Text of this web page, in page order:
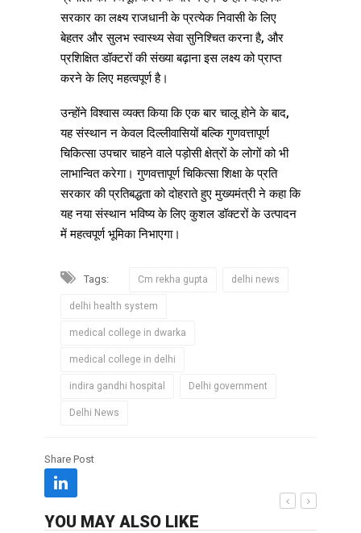
सरकार का लक्ष्य राजधानी के प्रत्येक निवासी के लिए
बेहतर और सुलभ स्वास्थ्य सेवा सुनिश्चित करना है, और
प्रशिक्षित डॉक्टरों की संख्या बढ़ाना इस लक्ष्य को प्राप्त
करने के लिए महत्वपूर्ण है।
उन्होंने विश्वास व्यक्त किया कि एक बार चालू होने के बाद,
यह संस्थान न केवल दिल्लीवासियों बल्कि गुणवत्तापूर्ण
चिकित्सा उपचार चाहने वाले पड़ोसी क्षेत्रों के लोगों को भी
लाभान्वित करेगा। गुणवत्तापूर्ण चिकित्सा शिक्षा के प्रति
सरकार की प्रतिबद्धता को दोहराते हुए मुख्यमंत्री ने कहा कि
यह नया संस्थान भविष्य के लिए कुशल डॉक्टरों के उत्पादन
में महत्वपूर्ण भूमिका निभाएगा।
Tags: Cm rekha gupta delhi news
delhi health system
medical college in dwarka
medical college in delhi
indira gandhi hospital Delhi government
Delhi News
Share Post
YOU MAY ALSO LIKE